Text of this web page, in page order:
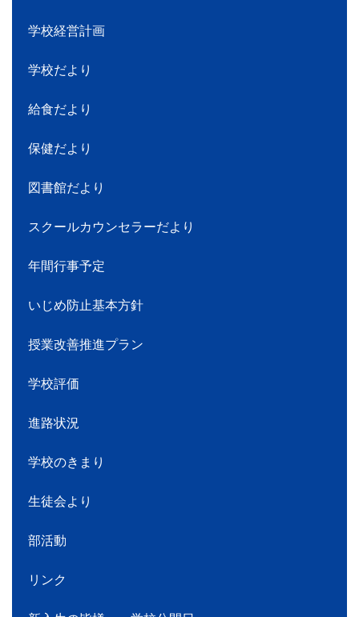
学校経営計画
学校だより
給食だより
保健だより
図書館だより
スクールカウンセラーだより
年間行事予定
いじめ防止基本方針
授業改善推進プラン
学校評価
進路状況
学校のきまり
生徒会より
部活動
リンク